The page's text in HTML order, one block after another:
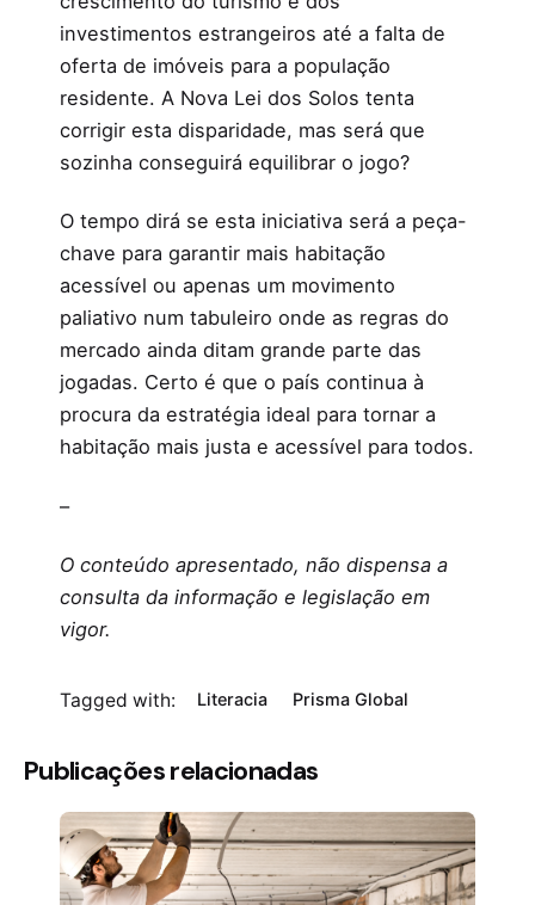
investimentos estrangeiros até a falta de
oferta de imóveis para a população
residente. A Nova Lei dos Solos tenta
corrigir esta disparidade, mas será que
sozinha conseguirá equilibrar o jogo?
O tempo dirá se esta iniciativa será a peça-
chave para garantir mais habitação
acessível ou apenas um movimento
paliativo num tabuleiro onde as regras do
mercado ainda ditam grande parte das
jogadas. Certo é que o país continua à
procura da estratégia ideal para tornar a
habitação mais justa e acessível para todos.
–
O conteúdo apresentado, não dispensa a
consulta da informação e legislação em
vigor.
Tagged with: Literacia Prisma Global
Publicações relacionadas